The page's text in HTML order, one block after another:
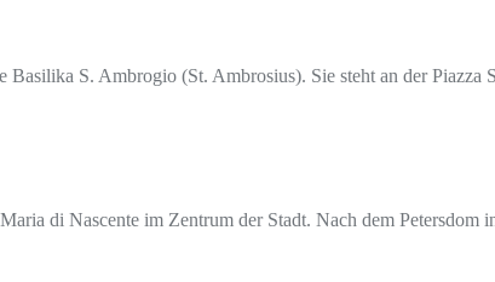
S. Ambrogio (St. Ambrosius). Sie steht an der
di Nascente im Zentrum der Stadt. Nach dem